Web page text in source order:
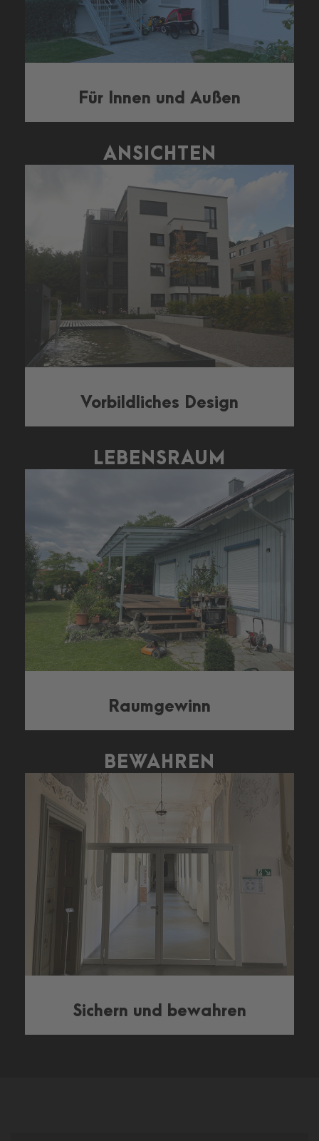
Für Innen und Außen
ANSICHTEN
Vorbildliches Design
LEBENSRAUM
Raumgewinn
BEWAHREN
Sichern und bewahren